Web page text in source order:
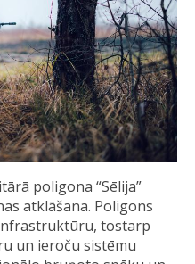
poligona “Sēlija”
atklāšana. Poligons
tostarp
un ieroču sistēmu